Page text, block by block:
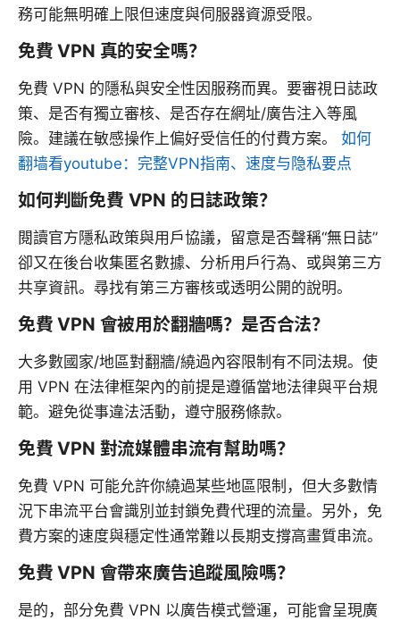
務可能無明確上限但速度與伺服器資源受限。
免費 VPN 真的安全嗎？
免費 VPN 的隱私與安全性因服務而異。要審視日誌政
策、是否有獨立審核、是否存在網址/廣告注入等風
險。建議在敏感操作上偏好受信任的付費方案。 如何
翻墙看youtube：完整VPN指南、速度与隐私要点
如何判斷免費 VPN 的日誌政策？
閱讀官方隱私政策與用戶協議，留意是否聲稱“無日誌”
卻又在後台收集匿名數據、分析用戶行為、或與第三方
共享資訊。尋找有第三方審核或透明公開的說明。
免費 VPN 會被用於翻牆嗎？是否合法？
大多數國家/地區對翻牆/繞過內容限制有不同法規。使
用 VPN 在法律框架內的前提是遵循當地法律與平台規
範。避免從事違法活動，遵守服務條款。
免費 VPN 對流媒體串流有幫助嗎？
免費 VPN 可能允許你繞過某些地區限制，但大多數情
況下串流平台會識別並封鎖免費代理的流量。另外，免
費方案的速度與穩定性通常難以長期支撐高畫質串流。
免費 VPN 會帶來廣告追蹤風險嗎？
是的，部分免費 VPN 以廣告模式營運，可能會呈現廣